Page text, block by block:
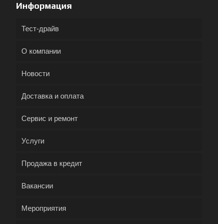
Информация
Тест-драйв
О компании
Новости
Доставка и оплата
Сервис и ремонт
Услуги
Продажа в кредит
Вакансии
Мероприятия